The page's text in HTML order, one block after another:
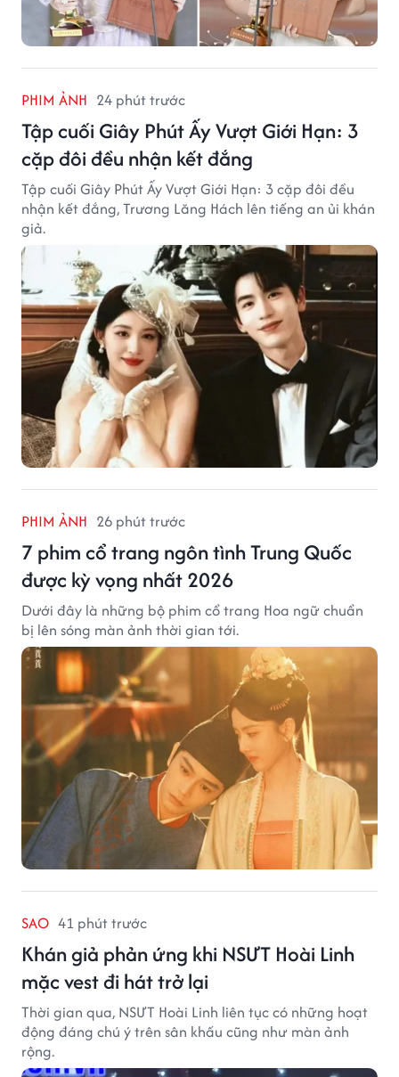
PHIM ẢNH 24 phút trước
Tập cuối Giây Phút Ấy Vượt Giới Hạn: 3
cặp đôi đều nhận kết đắng
Tập cuối Giây Phút Ấy Vượt Giới Hạn: 3 cặp đôi đều
nhận kết đắng, Trương Lăng Hách lên tiếng an ủi khán
giả.
PHIM ẢNH 26 phút trước
7 phim cổ trang ngôn tình Trung Quốc
được kỳ vọng nhất 2026
Dưới đây là những bộ phim cổ trang Hoa ngữ chuẩn
bị lên sóng màn ảnh thời gian tới.
SAO 41 phút trước
Khán giả phản ứng khi NSƯT Hoài Linh
mặc vest đi hát trở lại
Thời gian qua, NSƯT Hoài Linh liên tục có những hoạt
động đáng chú ý trên sân khấu cũng như màn ảnh
rộng.